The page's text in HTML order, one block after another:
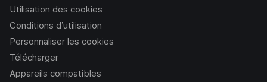
Utilisation des cookies
Conditions d’utilisation
Personnaliser les cookies
Télécharger
Appareils compatibles